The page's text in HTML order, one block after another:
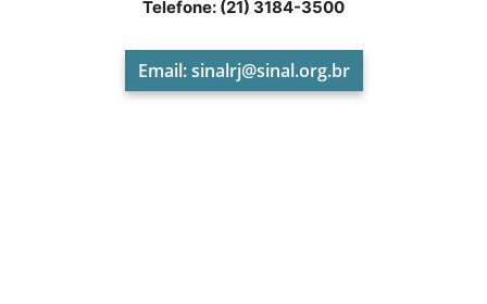
Telefone: (21) 3184-3500
Email:sinalrj@sinal.org.br